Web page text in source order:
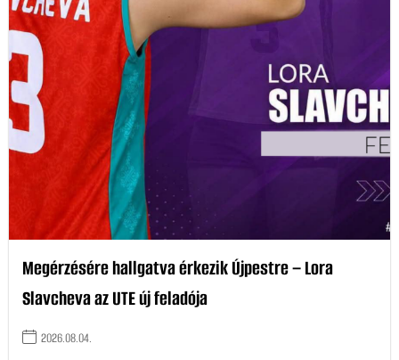
Megérzésére hallgatva érkezik Újpestre – Lora
Slavcheva az UTE új feladója
2026.08.04.